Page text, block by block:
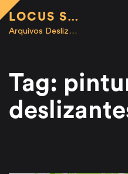
LOCUS SISTEMAS DE ARMAZENAMENTO | ARQUIVOS DESLIZANTES
Arquivos Deslizantes | Sistemas de Armazenamento e Mobiliário Corporativo
Tag: